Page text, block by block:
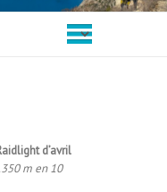
d’avril
m en 10